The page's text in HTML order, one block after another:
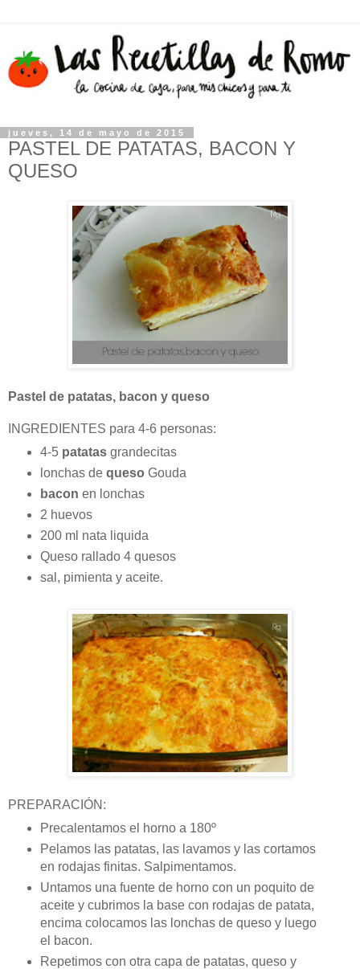
jueves, 14 de mayo de 2015
PASTEL DE PATATAS, BACON Y
QUESO
Pastel de patatas, bacon y queso
INGREDIENTES para 4-6 personas:
4-5 patatasgrandecitas
lonchas de queso Gouda
bacon en lonchas
2 huevos
200 ml nata liquida
Queso rallado 4 quesos
sal, pimienta y aceite.
PREPARACIÓN:
Precalentamos el horno a 180º
Pelamos las patatas, las lavamos y las cortamos
en rodajas finitas. Salpimentamos.
Untamos una fuente de horno con un poquito de
aceite y cubrimos la base con rodajas de patata,
encima colocamos las lonchas de queso y luego
el bacon.
Repetimos con otra capa de patatas, queso y